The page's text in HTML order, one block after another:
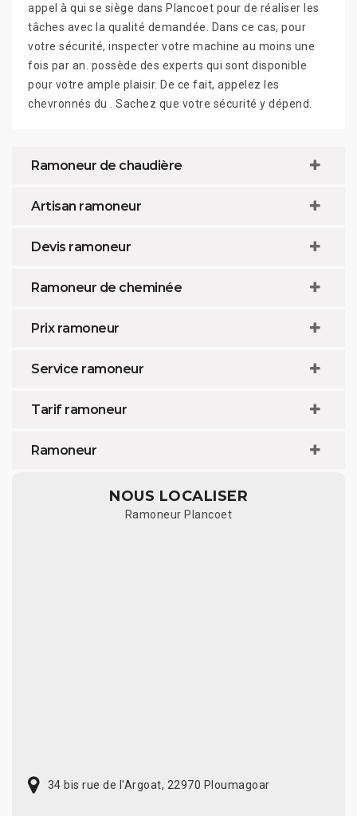
appel à qui se siège dans Plancoet pour de réaliser les
tâches avec la qualité demandée. Dans ce cas, pour
votre sécurité, inspecter votre machine au moins une
fois par an. possède des experts qui sont disponible
pour votre ample plaisir. De ce fait, appelez les
chevronnés du . Sachez que votre sécurité y dépend.
Ramoneur de chaudière
Artisan ramoneur
Devis ramoneur
Ramoneur de cheminée
Prix ramoneur
Service ramoneur
Tarif ramoneur
Ramoneur
NOUS LOCALISER
Ramoneur Plancoet
34 bis rue de l'Argoat, 22970 Ploumagoar